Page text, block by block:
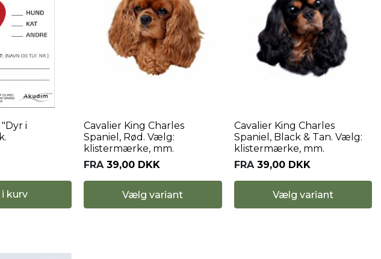
i
kurv
Cavalier King Charles
Spaniel, Rød. Vælg:
klistermærke, mm.
FRA 39,00 DKK
Vælg variant
Cavalier King Charles
Spaniel, Black & Tan. Vælg:
klistermærke, mm.
FRA 39,00 DKK
Vælg variant